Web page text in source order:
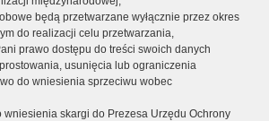
będą przetwarzane wyłącznie przez okres
do realizacji celu przetwarzania,
prawo dostępu do treści swoich danych
usunięcia lub ograniczenia
do wniesienia sprzeciwu wobec
wniesienia skargi do Prezesa Urzędu Ochrony